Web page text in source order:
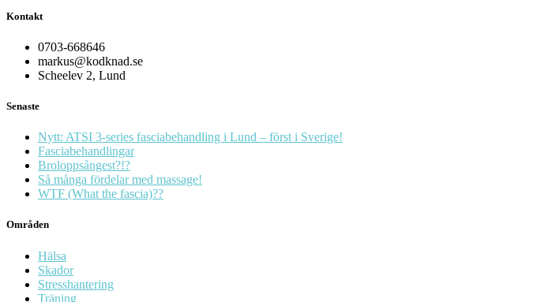
Kontakt
0703-668646
markus@kodknad.se
Scheelev 2, Lund
Senaste
Nytt: ATSI 3-series fasciabehandling i Lund – först i Sverige!
Fasciabehandlingar
Broloppsångest?!?
Så många fördelar med massage!
WTF (What the fascia)??
Områden
Hälsa
Skador
Stresshantering
Träning